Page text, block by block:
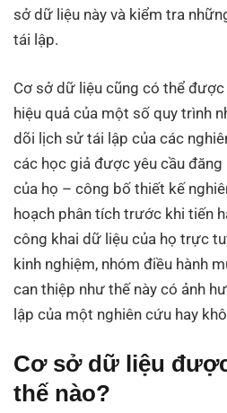
sở dữ liệu này và kiểm tra
tái lập.
Cơ sở dữ liệu cũng có thể
hiệu quả của một số quy trình
dõi lịch sử tái lập của các
các học giả được yêu cầu
của họ – công bố thiết kế
hoạch phân tích trước khi tiến
công khai dữ liệu của họ trực
kinh nghiệm, nhóm điều hành
can thiệp như thế này có ảnh
lập của một nghiên cứu hay
Cơ sở dữ liệu
thế nào?